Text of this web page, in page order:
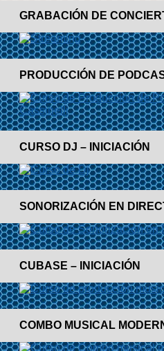
GRABACIÓN DE
PRODUCCIÓN DE
CURSO DJ – INICIACIÓN
SONORIZACIÓN EN
CUBASE – INICIACIÓN
COMBO MUSICAL